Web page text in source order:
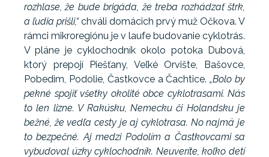
rozhlase, že bude brigáda, že treba rozhádzať štrk,
a ľudia prišli,“ chváli domácich prvý muž Očkova. V
rámci mikroregiónu je v laufe budovanie cyklotrás.
V pláne je cyklochodník okolo potoka Dubová,
ktorý prepojí Piešťany, Veľké Orvište, Bašovce,
Pobedim, Podolie, Častkovce a Čachtice.„Bolo by
pekné spojiť všetky okolité obce cyklotrasami. Nás
to len lizne. V Rakúsku, Nemecku či Holandsku je
bežné, že vedľa cesty je aj cyklotrasa. No najmä je
to bezpečné. Aj medzi Podolím a Častkovcami sa
vybudoval úzky cyklochodník. Neuveríte, koľko detí